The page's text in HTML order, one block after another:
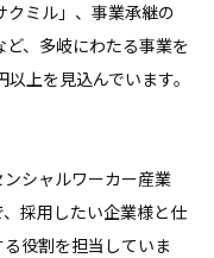
クミル」、事業承継の
、多岐にわたる事業を
上を見込んでいます。
シャルワーカー産業
、採用したい企業様と仕
役割を担当していま